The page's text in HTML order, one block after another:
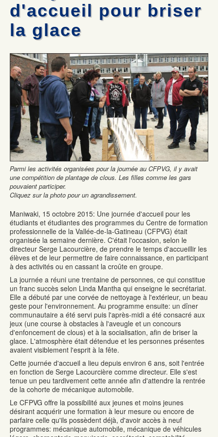
La formation professionnelle dans la Vallée-de-la-Gatineau :
une formule gagnante
Formation commis service à la clientèle : 100% de chance de
trouver un emploi
Les commissaires remettent deux certificats honorifiques
Olympiades de la formation professionnelle: Jérémy Gagnon
représentera le Québec au national
Mécanique auto: René Ringuette remporte la première place
d'accueil pour briser
la glace
Parmi les activités organisées pour la journée au CFPVG, il y avait
une compétition de plantage de clous. Les filles comme les gars
pouvaient participer.
Cliquez sur la photo pour un agrandissement.
Maniwaki, 15 octobre 2015: Une journée d'accueil pour les
étudiants et étudiantes des programmes du Centre de formation
professionnelle de la Vallée-de-la-Gatineau (CFPVG) était
organisée la semaine dernière. C'était l'occasion, selon le
directeur Serge Lacourcière, de prendre le temps d'accueillir les
élèves et de leur permettre de faire connaissance, en participant
à des activités ou en cassant la croûte en groupe.
La journée a réuni une trentaine de personnes, ce qui constitue
un franc succès selon Linda Mantha qui enseigne le secrétariat.
Elle a débuté par une corvée de nettoyage à l'extérieur, un beau
geste pour l'environnement. Au programme ensuite: un dîner
communautaire a été servi puis l'après-midi a été consacré aux
jeux (une course à obstacles à l'aveugle et un concours
d'enfoncement de clous) et à la socialisation, afin de briser la
glace. L'atmosphère était détendue et les personnes présentes
avaient visiblement l'esprit à la fête.
Cette journée d'accueil a lieu depuis environ 6 ans, soit l'entrée
en fonction de Serge Lacourcière comme directeur. Elle s'est
tenue un peu tardivement cette année afin d'attendre la rentrée
de la cohorte de mécanique automobile.
Le CFPVG offre la possibilité aux jeunes et moins jeunes
désirant acquérir une formation à leur mesure ou encore de
parfaire celle qu'ils possèdent déjà, d'avoir accès à neuf
programmes: mécanique automobile, mécanique de véhicules